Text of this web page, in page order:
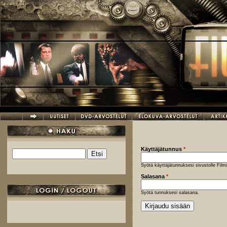
Hyppää pääsisältöön
Hakulomake
Käyttäjätunnus *
Syötä käyttäjätunnuksesi sivustolle
Salasana *
Syötä tunnuksesi salasana.